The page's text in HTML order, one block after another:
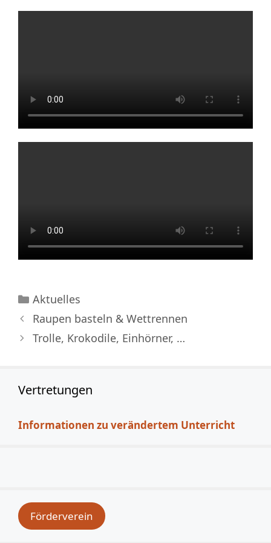
Kategorien
Aktuelles
Raupen basteln & Wettrennen
Trolle, Krokodile, Einhörner, …
Vertretungen
Informationen zu verändertem Unterricht
Förderverein